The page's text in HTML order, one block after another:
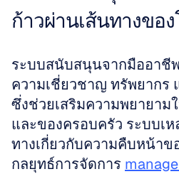
ก้าวผ่านเส้นทางขอ
ระบบสนับสนุนจากมืออาชี
ความเชี่ยวชาญ ทรัพยากร
ซึ่งช่วยเสริมความพยายาม
และของครอบครัว ระบบเ
ทางเกี่ยวกับความคืบหน้าข
กลยุทธ์การจัดการ